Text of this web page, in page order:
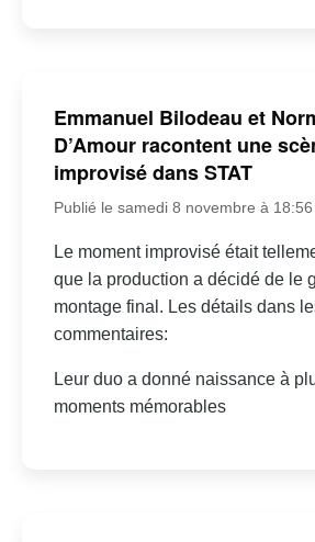
Emmanuel Bilodeau et
D’Amour racontent une
improvisé dans STAT
Publié le samedi 8 novembre à 18:56
Le moment improvisé était
que la production a décidé de le
montage final. Les détails dans
commentaires:
Leur duo a donné naissance à
moments mémorables